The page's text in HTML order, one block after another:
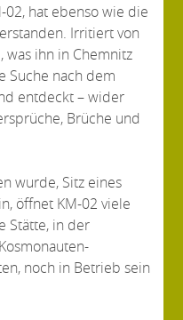
02, hat ebenso wie die
Irritiert von
ihn in Chemnitz
Suche nach dem
entdeckt – wider
Brüche und
wurde, Sitz eines
öffnet KM-02 viele
Stätte, in der
noch in Betrieb sein